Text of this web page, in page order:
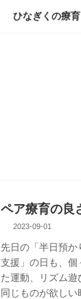
ひなぎくの療育
ペア療育の良
2023-09-01
先日の「半日預か
支援」の日も、個
た運動、リズム遊
同じものが欲し